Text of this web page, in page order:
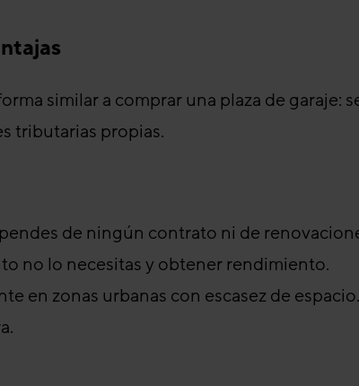
similar a comprar una plaza de garaje:
tributarias propias.
de ningún contrato ni de
no lo necesitas y obtener rendimiento.
en zonas urbanas con escasez de espacio.